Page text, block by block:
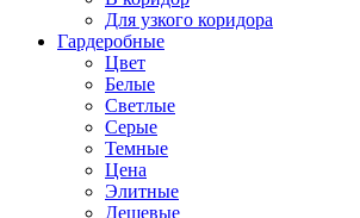
Для узкого коридора
Гардеробные
Цвет
Белые
Светлые
Серые
Темные
Цена
Элитные
Дешевые